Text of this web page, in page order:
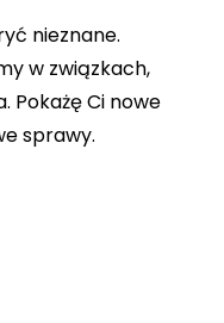
nieznane.
w związkach,
Pokażę Ci nowe
sprawy.